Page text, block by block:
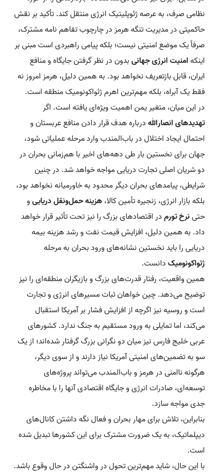
نظامی صرف، به عرصه ژئوپلیتیک انرژی منتقل کند. تأکید بر نقش
حاکمیتی در مدیریت تنگه هرمز در چارچوب تفاهم نامه مشترک،
صرفاً یک موضع امنیتی نیست؛ بلکه پیامی راهبردی است مبنی بر
اینکهامنیت انرژی جهانیبدون در نظر گرفتن جایگاه و منافع
ایران، قابل بازتعریف نخواهد بود. به همین دلیل، هرمز امروز نه
فقط یک آبراه، بلکه مهم‌ترین اهرم ژئواکونومیک منطقه است.
در این میان، متغیر یمن اهمیت ویژه‌ای یافته است. اگر
تهدیدهای انصاراللهدرباره هدف قرار دادن منافع عربستان و
احتمال ایجاد اختلال در باب‌المندب وارد مرحله عملیاتی شود،
جهان برای نخستین بار طی دهه‌های اخیر با هم‌زمانی بحران در
دو شریان اصلی تجارت دریایی مواجه خواهد شد. در چنین
شرایطی، پیامدهای بحران دیگر محدود به خاورمیانه نخواهد بود،
بلکه بازار انرژی، زنجیره تأمین کالا،هزینه حمل‌ونقل دریاییو
حتینرخ تورمدر اقتصادهای بزرگ را نیز تحت تأثیر قرار خواهد
داد. به همین دلیل، افزایش قیمت نفت و رشد هزینه بیمه
دریایی را باید نخستین نشانه‌های ورود بحران به مرحله
ژئواکونومیکدانست.
همین واقعیت، رفتار قدرت‌های بزرگ و بازیگران منطقه‌ای را نیز
توضیح می‌دهد. چین خواهان ثبات مسیرهای انرژی و تجارت
است و روسیه نیز اگرچه از افزایش فشار بر آمریکا استقبال
می‌کند، اما تمایلی به ورود مستقیم به جنگ ندارد. کشورهای
عربی خلیج فارس نیز میان دو نگرانی بزرگ گرفتار شده‌اند؛ از یک
سو به تضمین‌های امنیتی آمریکا نیاز دارند و از سوی دیگر،
هرگونه ناامنی در هرمز و باب‌المندب می‌تواند پروژه‌های
توسعه‌ای، صادرات انرژی و جایگاه اقتصادی آنها را با مخاطره
جدی مواجه سازد.
بنابراین، تلاش برای مهار بحران و فعال نگه داشتن کانال‌های
دیپلماتیک، به یک ضرورت مشترک برای این کشورها تبدیل شده
است.
با این حال، شاید مهم‌ترین تحول در واشنگتن در حال وقوع باشد.